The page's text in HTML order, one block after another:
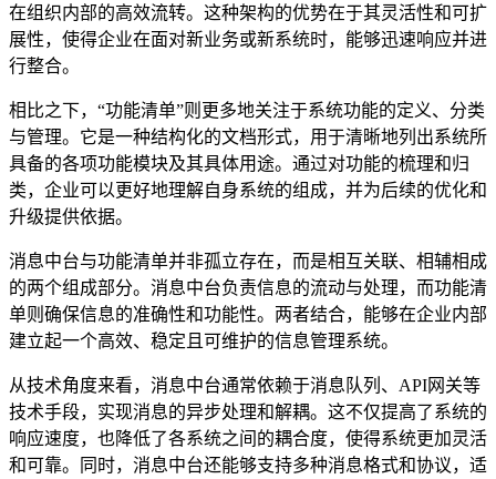
在组织内部的高效流转。这种架构的优势在于其灵活性和可扩
展性，使得企业在面对新业务或新系统时，能够迅速响应并进
行整合。
相比之下，“功能清单”则更多地关注于系统功能的定义、分类
与管理。它是一种结构化的文档形式，用于清晰地列出系统所
具备的各项功能模块及其具体用途。通过对功能的梳理和归
类，企业可以更好地理解自身系统的组成，并为后续的优化和
升级提供依据。
消息中台与功能清单并非孤立存在，而是相互关联、相辅相成
的两个组成部分。消息中台负责信息的流动与处理，而功能清
单则确保信息的准确性和功能性。两者结合，能够在企业内部
建立起一个高效、稳定且可维护的信息管理系统。
从技术角度来看，消息中台通常依赖于消息队列、API网关等
技术手段，实现消息的异步处理和解耦。这不仅提高了系统的
响应速度，也降低了各系统之间的耦合度，使得系统更加灵活
和可靠。同时，消息中台还能够支持多种消息格式和协议，适